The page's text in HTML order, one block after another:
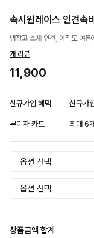
속시원레이스 인견
냉장고 소재 인견, 아직도 여
개 리뷰
11,900
신규가입 혜택 신규가
무이자 카드 최대 6
상품금액 합계